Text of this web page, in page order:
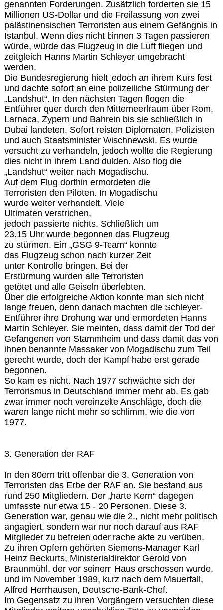
genannten Forderungen. Zusätzlich forderten sie 15
Millionen US-Dollar und die Freilassung von zwei
palästinensischen Terroristen aus einem Gefängnis in
Istanbul. Wenn dies nicht binnen 3 Tagen passieren
würde, würde das Flugzeug in die Luft fliegen und
zeitgleich Hanns Martin Schleyer umgebracht
werden.
Die Bundesregierung hielt jedoch an ihrem Kurs fest
und dachte sofort an eine polizeiliche Stürmung der
„Landshut“. In den nächsten Tagen flogen die
Entführer quer durch den Mittemeerlraum über Rom,
Larnaca, Zypern und Bahrein bis sie schließlich in
Dubai landeten. Sofort reisten Diplomaten, Polizisten
und auch Staatsminister Wischnewski. Es wurde
versucht zu verhandeln, jedoch wollte die Regierung
dies nicht in ihrem Land dulden. Also flog die
„Landshut“ weiter nach Mogadischu.
Auf dem Flug dorthin ermordeten die
Terroristen den Piloten. In Mogadischu
wurde weiter verhandelt. Viele
Ultimaten verstrichen,
jedoch passierte nichts. Schließlich um
23.15 Uhr wurde begonnen das Flugzeug
zu stürmen. Ein „GSG 9-Team“ konnte
das Flugzeug schon nach kurzer Zeit
unter Kontrolle bringen. Bei der
Erstürmung wurden alle Terroristen
getötet und alle Geiseln überlebten.
Über die erfolgreiche Aktion konnte man sich nicht
lange freuen, denn danach machten die Schleyer-
Entführer ihre Drohung war und ermordeten Hanns
Martin Schleyer. Sie meinten, dass damit der Tod der
Gefangenen von Stammheim und dass damit das von
ihnen benannte Massaker von Mogadischu zum Teil
gerecht wurde, doch der Kampf habe erst gerade
begonnen.
So kam es nicht. Nach 1977 schwächte sich der
Terrorismus in Deutschland immer mehr ab. Es gab
zwar immer noch vereinzelte Anschläge, doch die
waren lange nicht mehr so schlimm, wie die von
1977.
3. Generation der RAF
In den 80ern tritt offenbar die 3. Generation von
Terroristen das Erbe der RAF an. Sie bestand aus
rund 250 Mitgliedern. Der „harte Kern“ dagegen
umfasste nur etwa 15 - 20 Personen. Diese 3.
Generation war, genau wie die 2., nicht mehr politisch
angagiert, sondern war nur noch darauf aus RAF
Mitglieder zu befreien oder rache akte zu verüben.
Zu ihren Opfern gehörten Siemens-Manager Karl
Heinz Beckurts, Ministerialdirektor Gerold von
Braunmühl, der vor seinem Haus erschossen wurde,
und im November 1989, kurz nach dem Mauerfall,
Alfred Herrhausen, Deutsche-Bank-Chef.
Im Gegensatz zu ihren Vorgängern versuchten diese